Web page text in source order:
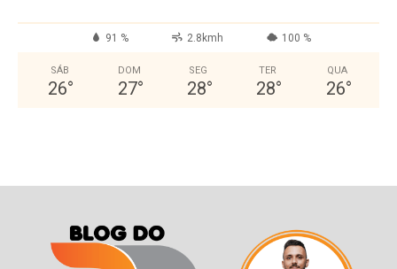
91 % 2.8kmh 100 %
SÁB
26°
DOM
27°
SEG
28°
TER
28°
QUA
26°